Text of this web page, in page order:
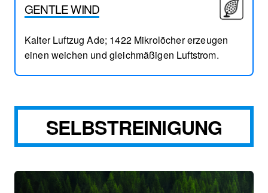
GENTLE WIND
Kalter Luftzug Ade; 1422 Mikrolöcher erzeugen
einen weichen und gleichmäßigen Luftstrom.
SELBSTREINIGUNG